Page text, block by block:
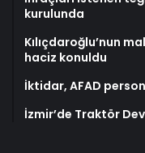
kurulunda
Kılıçdaroğlu’nun
haciz konuldu
İktidar, AFAD
İzmir’de Traktör